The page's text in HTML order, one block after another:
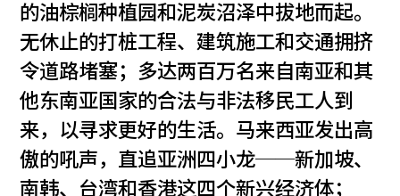
的油棕榈种植园和泥炭沼泽中拔地而起。
无休止的打桩工程、建筑施工和交通拥挤
令道路堵塞；多达两百万名来自南亚和其
他东南亚国家的合法与非法移民工人到
来，以寻求更好的生活。马来西亚发出高
傲的吼声，直追亚洲四小龙──新加坡、
南韩、台湾和香港这四个新兴经济体；